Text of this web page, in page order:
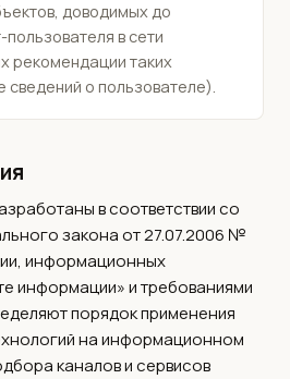
доводимых до
в сети
рекомендации таких
сведений о пользователе).
в соответствии со
закона от 27.07.2006 №
информационных
информации» и требованиями
порядок применения
на информационном
каналов и сервисов